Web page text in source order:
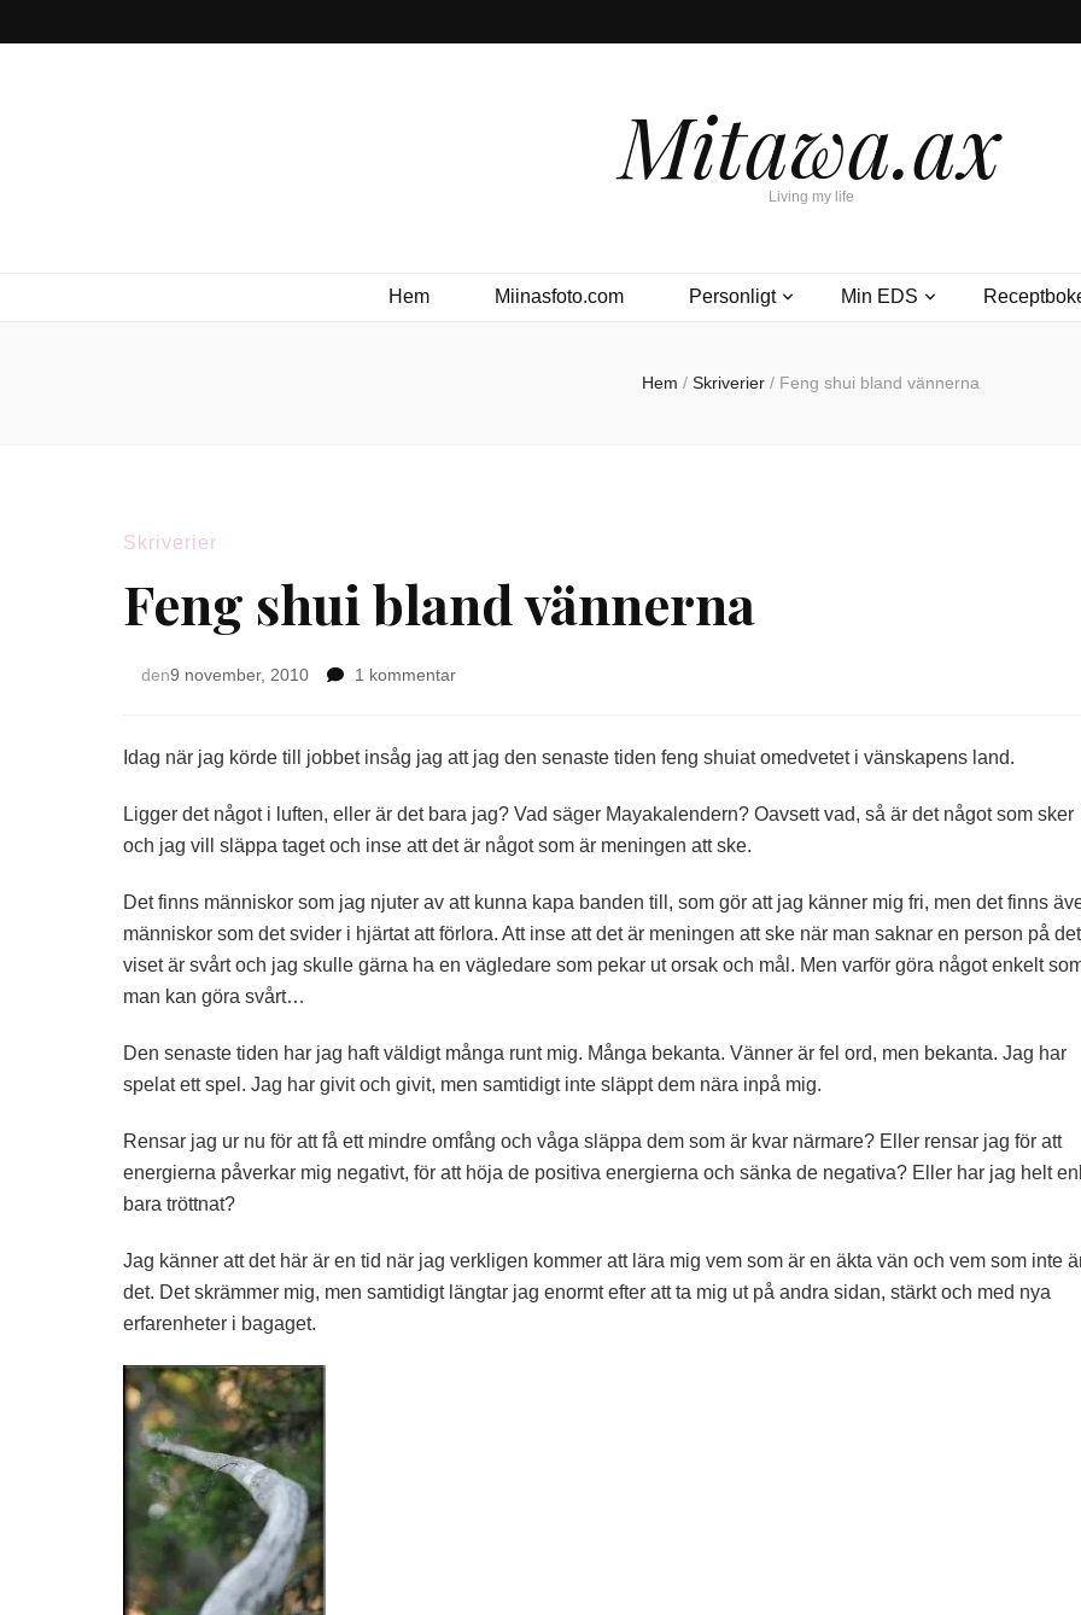
Mitawa.ax
Living my life
Hem Miinasfoto.com Personligt Min EDS
Hem / Skriverier / Feng shui bland vännerna
Skriverier
Feng shui bland vännerna
den9 november, 2010 1 kommentartill
bland
Idag när jag körde till jobbet insåg jag att jag den senaste tiden feng shuiat omedvetet i vänskapens land.
Ligger det något i luften, eller är det bara jag? Vad säger Mayakalendern? Oavsett vad, så är det något som sker
och jag vill släppa taget och inse att det är något som är meningen att ske.
Det finns människor som jag njuter av att kunna kapa banden till, som gör att jag känner mig fri, men det finns
människor som det svider i hjärtat att förlora. Att inse att det är meningen att ske när man saknar en person på det
viset är svårt och jag skulle gärna ha en vägledare som pekar ut orsak och mål. Men varför göra något enkelt
man kan göra svårt…
Den senaste tiden har jag haft väldigt många runt mig. Många bekanta. Vänner är fel ord, men bekanta. Jag har
spelat ett spel. Jag har givit och givit, men samtidigt inte släppt dem nära inpå mig.
Rensar jag ur nu för att få ett mindre omfång och våga släppa dem som är kvar närmare? Eller rensar jag för att
energierna påverkar mig negativt, för att höja de positiva energierna och sänka de negativa? Eller har jag helt
bara tröttnat?
Jag känner att det här är en tid när jag verkligen kommer att lära mig vem som är en äkta vän och vem som inte
det. Det skrämmer mig, men samtidigt längtar jag enormt efter att ta mig ut på andra sidan, stärkt och med nya
erfarenheter i bagaget.